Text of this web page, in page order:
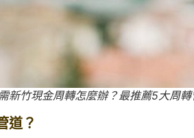
新竹現金周轉怎麼辦？最推薦5大周
道？